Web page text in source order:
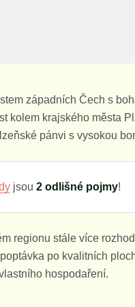
západních Čech s
kolem krajského města
pánvi s vysokou
jsou 2 odlišné pojmy!
regionu stále více
po kvalitních
hospodaření.